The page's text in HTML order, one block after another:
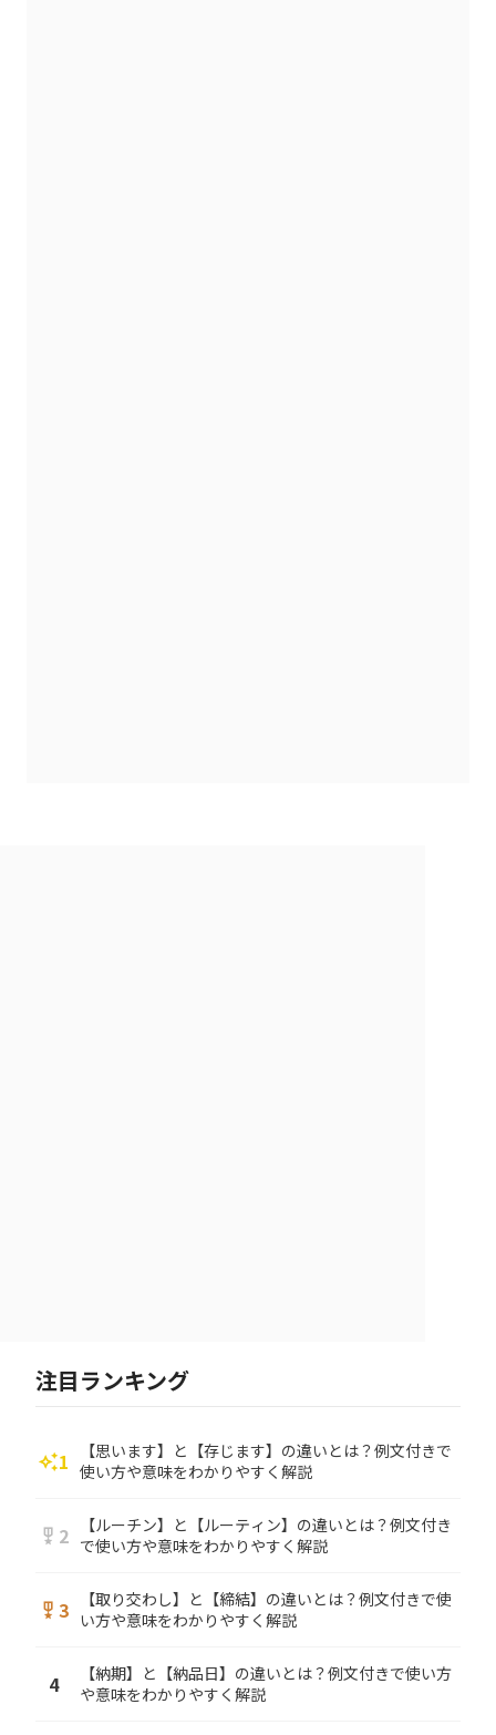
注目ランキング
auto_awesome1
【思います】と【存じます】の違いとは？例文付きで
使い方や意味をわかりやすく解説
military_tech 2
【ルーチン】と【ルーティン】の違いとは？例文付き
で使い方や意味をわかりやすく解説
military_tech 3
【取り交わし】と【締結】の違いとは？例文付きで使
い方や意味をわかりやすく解説
4
【納期】と【納品日】の違いとは？例文付きで使い方
や意味をわかりやすく解説